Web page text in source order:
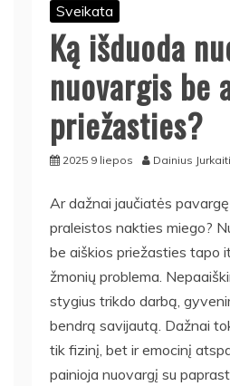
Sveikata
Ką išduoda
nuovargis be
priežasties?
2025 9 liepos Dainius
Ar dažnai jaučiatės
praleistos nakties miego?
be aiškios priežasties tapo
žmonių problema.
stygius trikdo darbą,
bendrą savijautą. Dažnai
tik fizinį, bet ir emocinį
painioja nuovargį su